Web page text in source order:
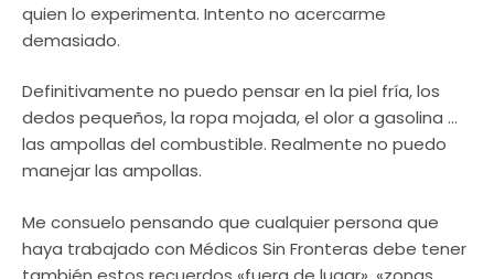
quien lo experimenta. Intento no acercarme
demasiado.
Definitivamente no puedo pensar en la piel fría, los
dedos pequeños, la ropa mojada, el olor a gasolina …
las ampollas del combustible. Realmente no puedo
manejar las ampollas.
Me consuelo pensando que cualquier persona que
haya trabajado con Médicos Sin Fronteras debe tener